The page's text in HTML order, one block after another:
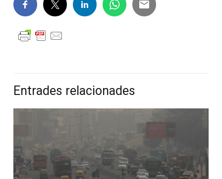
Entrades relacionades